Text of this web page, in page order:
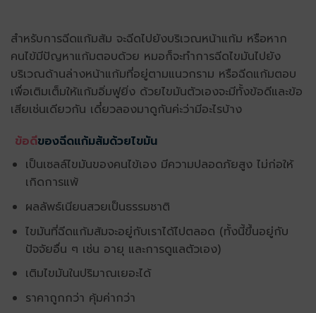
สำหรับการฉีดแก้มส้ม จะฉีดไปยังบริเวณหน้าแก้ม หรือหาก
คนไข้มีปัญหาแก้มตอบด้วย หมอก็จะทำการฉีดไขมันไปยัง
บริเวณด้านล่างหน้าแก้มที่อยู่ตามแนวกราม หรือฉีดแก้มตอบ
เพื่อเติมเต็มให้แก้มอิ่มฟูยิ่ง ด้วยไขมันตัวเองจะมีทั้งข้อดีและข้อ
เสียเช่นเดียวกัน เดี๋ยวลองมาดูกันค่ะว่ามีอะไรบ้าง
ข้อดีของฉีดแก้มส้มด้วยไขมัน
เป็นเซลล์ไขมันของคนไข้เอง มีความปลอดภัยสูง ไม่ก่อให้
เกิดการแพ้
ผลลัพธ์เนียนสวยเป็นธรรมชาติ
ไขมันที่ฉีดแก้มส้มจะอยู่กับเราได้ไปตลอด (ทั้งนี้ขึ้นอยู่กับ
ปัจจัยอื่น ๆ เช่น อายุ และการดูแลตัวเอง)
เติมไขมันในปริมาณเยอะได้
ราคาถูกกว่า คุ้มค่ากว่า